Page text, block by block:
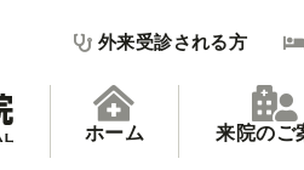
外来受診される方
ホーム 来院のご